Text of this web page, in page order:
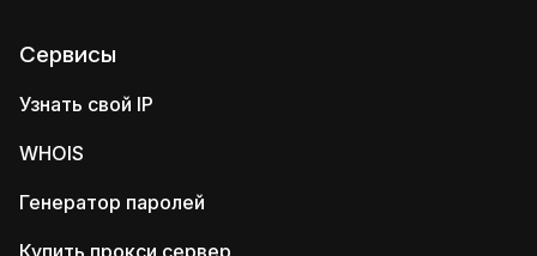
Сервисы
Узнать свой IP
WHOIS
Генератор паролей
Купить прокси сервер